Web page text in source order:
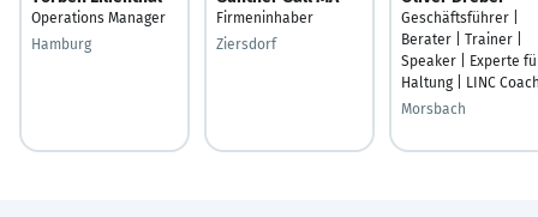
Operations Manager
Hamburg
Firmeninhaber
Ziersdorf
Geschäftsführer |
Berater | Trainer |
Speaker | Experte
Haltung | LINC
Morsbach